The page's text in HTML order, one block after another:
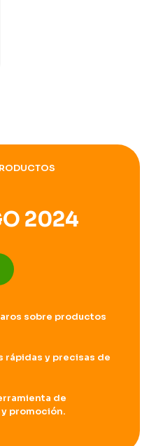
2024
sobre productos
rápidas y precisas de
de
promoción.